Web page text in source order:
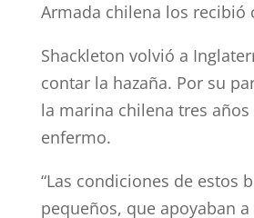
Armada chilena los recibió
Shackleton volvió a
contar la hazaña. Por su
la marina chilena tres
enfermo.
“Las condiciones de estos
pequeños, que apoyaban a